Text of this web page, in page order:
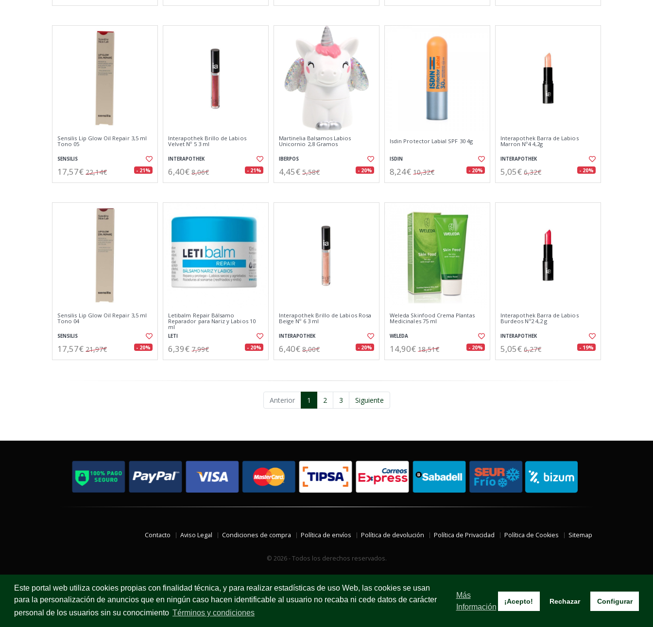
Este portal web utiliza cookies propias con finalidad técnica, y para realizar estadísticas de uso Web, las cookies se usan
para la personalización de anuncios que en ningún caso hacen identificable al usuario no recaba ni cede datos de carácter
personal de los usuarios sin su conocimiento Términos y condiciones
Más
Información
¡Acepto! Rechazar Configurar
Sensilis Lip Glow Oil Repair 3,5 ml
Tono 05
SENSILIS
17,57€ 22,14€ - 21%
Interapothek Brillo de Labios
Velvet Nº 5 3 ml
INTERAPOTHEK
6,40€ 8,06€ - 21%
Martinelia Balsamos Labios
Unicornio 2,8 Gramos
IBERPOS
4,45€ 5,58€ - 20%
Isdin Protector Labial SPF 30 4g
ISDIN
8,24€ 10,32€ - 20%
Interapothek Barra de Labios
Marron Nº4 4,2g
INTERAPOTHEK
5,05€ 6,32€ - 20%
Sensilis Lip Glow Oil Repair 3,5 ml
Tono 04
SENSILIS
17,57€ 21,97€ - 20%
Letibalm Repair Bálsamo
Reparador para Nariz y Labios 10
ml
LETI
6,39€ 7,99€ - 20%
Interapothek Brillo de Labios Rosa
Beige Nº 6 3 ml
INTERAPOTHEK
6,40€ 8,00€ - 20%
Weleda Skinfood Crema Plantas
Medicinales 75 ml
WELEDA
14,90€ 18,51€ - 20%
Interapothek Barra de Labios
Burdeos Nº2 4,2 g
INTERAPOTHEK
5,05€ 6,27€ - 19%
Anterior 1 2 3 Siguiente
Contacto Aviso Legal Condiciones de compra Política de envíos Política de devolución Política de Privacidad Política de Cookies Sitemap
© 2026 - Todos los derechos reservados.